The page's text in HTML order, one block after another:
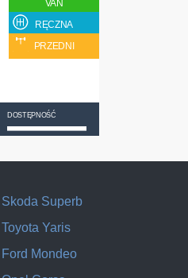
VAN
RĘCZNA
PRZEDNI
DOSTĘPNOŚĆ
Skoda Superb
Toyota Yaris
Ford Mondeo